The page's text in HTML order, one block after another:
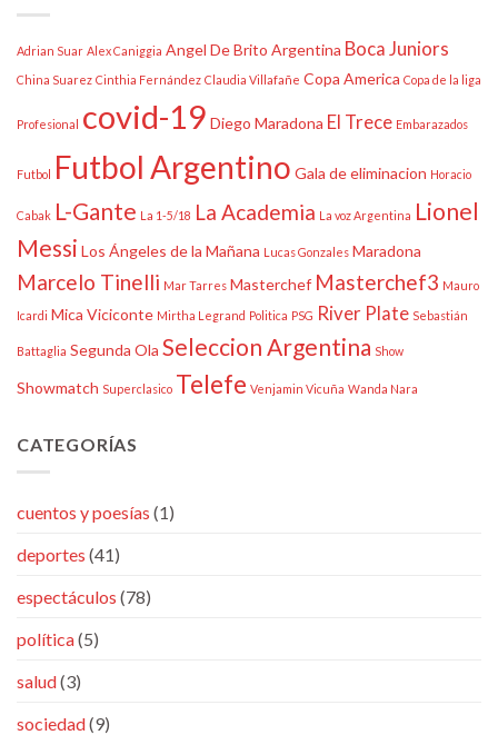
Adrian Suar Alex Caniggia Angel De Brito Argentina Boca Juniors
China Suarez Cinthia Fernández Claudia Villafañe Copa America Copa de la liga
Profesional covid-19 Diego Maradona El Trece Embarazados
Futbol Futbol Argentino Gala de eliminacion Horacio
Cabak L-Gante La 1-5/18 La Academia La voz Argentina Lionel
Messi Los Ángeles de la Mañana Lucas Gonzales Maradona
Marcelo Tinelli Mar Tarres Masterchef Masterchef3 Mauro
Icardi Mica Viciconte Mirtha Legrand Politica PSG River Plate Sebastián
Battaglia Segunda Ola Seleccion Argentina Show
Showmatch Superclasico Telefe Venjamin Vicuña Wanda Nara
CATEGORÍAS
cuentos y poesías (1)
deportes (41)
espectáculos (78)
política(5)
salud(3)
sociedad(9)